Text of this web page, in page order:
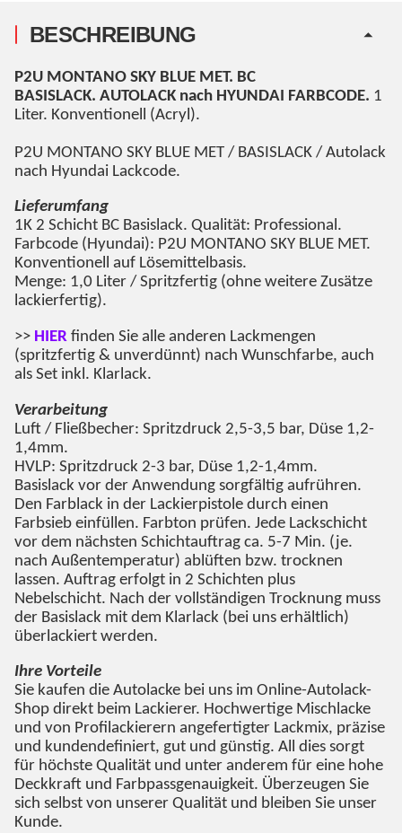
BESCHREIBUNG
P2U MONTANO SKY BLUE MET. BC
BASISLACK. AUTOLACK nach HYUNDAI FARBCODE. 1
Liter. Konventionell (Acryl).
P2U MONTANO SKY BLUE MET / BASISLACK / Autolack
nach Hyundai Lackcode.
Lieferumfang
1K 2 Schicht BC Basislack. Qualität: Professional.
Farbcode (Hyundai): P2U MONTANO SKY BLUE MET.
Konventionell auf Lösemittelbasis.
Menge: 1,0 Liter / Spritzfertig (ohne weitere Zusätze
lackierfertig).
>> HIER finden Sie alle anderen Lackmengen
(spritzfertig & unverdünnt) nach Wunschfarbe, auch
als Set inkl. Klarlack.
Verarbeitung
Luft / Fließbecher: Spritzdruck 2,5-3,5 bar, Düse 1,2-
1,4mm.
HVLP: Spritzdruck 2-3 bar, Düse 1,2-1,4mm.
Basislack vor der Anwendung sorgfältig aufrühren.
Den Farblack in der Lackierpistole durch einen
Farbsieb einfüllen. Farbton prüfen. Jede Lackschicht
vor dem nächsten Schichtauftrag ca. 5-7 Min. (je.
nach Außentemperatur) ablüften bzw. trocknen
lassen. Auftrag erfolgt in 2 Schichten plus
Nebelschicht. Nach der vollständigen Trocknung muss
der Basislack mit dem Klarlack (bei uns erhältlich)
überlackiert werden.
Ihre Vorteile
Sie kaufen die Autolacke bei uns im Online-Autolack-
Shop direkt beim Lackierer. Hochwertige Mischlacke
und von Profilackierern angefertigter Lackmix, präzise
und kundendefiniert, gut und günstig. All dies sorgt
für höchste Qualität und unter anderem für eine hohe
Deckkraft und Farbpassgenauigkeit. Überzeugen Sie
sich selbst von unserer Qualität und bleiben Sie unser
Kunde.